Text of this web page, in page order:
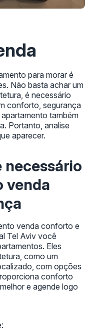
para morar é
Não basta achar um
é necessário
conforto, segurança
também
Portanto, analise
aparecer.
necessário
venda
venda conforto e
Tel Aviv você
Eles
como um
com opções
conforto
e agende logo